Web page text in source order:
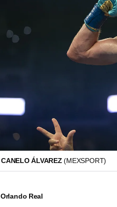
CANELO ÁLVAREZ(MEXSPORT)
Orlando Real